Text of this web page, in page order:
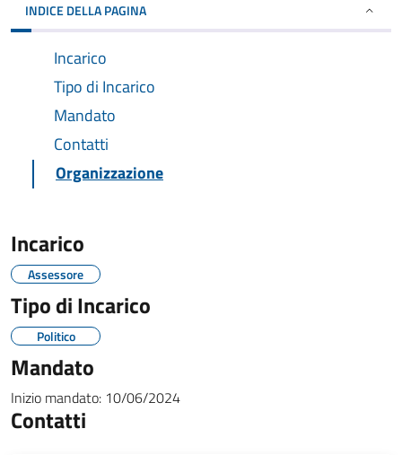
INDICE DELLA PAGINA
Incarico
Tipo di Incarico
Mandato
Contatti
Organizzazione
Incarico
Assessore
Tipo di Incarico
Politico
Mandato
Inizio mandato: 10/06/2024
Contatti